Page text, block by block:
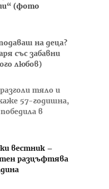
(фото
на деца?
със забавни
любов)
тяло и
57-годишна,
в
вестник –
разцъфтява